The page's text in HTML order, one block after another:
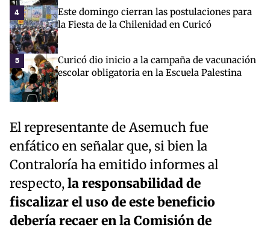
4
Este domingo cierran las postulaciones para
la Fiesta de la Chilenidad en Curicó
5
Curicó dio inicio a la campaña de vacunación
escolar obligatoria en la Escuela Palestina
El representante de Asemuch fue
enfático en señalar que, si bien la
Contraloría ha emitido informes al
respecto,la responsabilidad de
fiscalizar el uso de este beneficio
debería recaer en la Comisión de